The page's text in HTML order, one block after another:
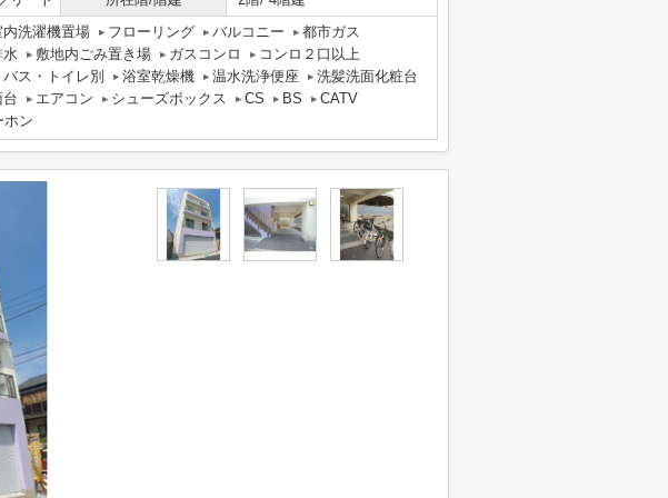
内洗濯機置場 フローリング バルコニー
都市ガス
水 敷地内ごみ置き場 ガスコンロ
コンロ２口以上
バス・トイレ別 浴室乾燥機 温水洗浄便座
洗髪洗面化粧台
エアコン シューズボックス CS BS
CATV
ホン